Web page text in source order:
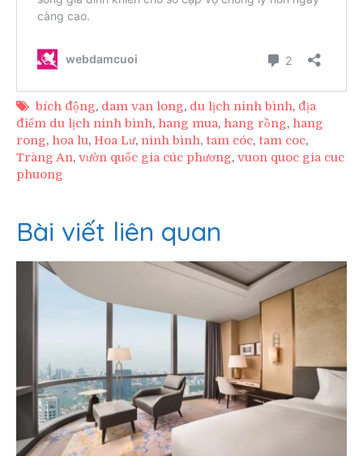
bích động, dam van long, du lịch ninh bình, địa
điểm du lịch ninh bình, hang mua, hang rồng, hang
rong, hoa lu, Hoa Lư, ninh bình, tam cóc, tam coc,
Tràng An, vườn quốc gia cúc phương, vuon quoc gia cuc
phuong
Bài viết liên quan